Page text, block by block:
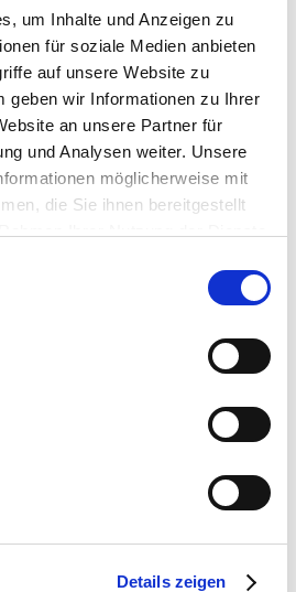
um Inhalte und Anzeigen zu
für soziale Medien anbieten
auf unsere Website zu
geben wir Informationen zu Ihrer
an unsere Partner für
und Analysen weiter. Unsere
möglicherweise mit
die Sie ihnen bereitgestellt
den "OK"-Button:
Details zeigen